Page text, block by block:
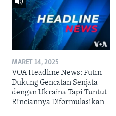
MARET 14, 2025
VOA Headline News: Putin
Dukung Gencatan Senjata
dengan Ukraina Tapi Tuntut
Rinciannya Diformulasikan